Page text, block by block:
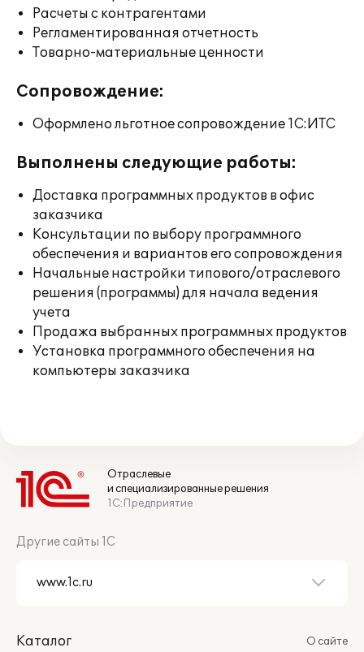
Расчеты с контрагентами
Регламентированная отчетность
Товарно-материальные ценности
Сопровождение:
Оформлено льготное сопровождение 1С:ИТС
Выполнены следующие работы:
Доставка программных продуктов в офис
заказчика
Консультации по выбору программного
обеспечения и вариантов его сопровождения
Начальные настройки типового/отраслевого
решения (программы) для начала ведения
учета
Продажа выбранных программных продуктов
Установка программного обеспечения на
компьютеры заказчика
Отраслевые
и специализированные решения
1С:Предприятие
Другие сайты 1С
Каталог О сайте